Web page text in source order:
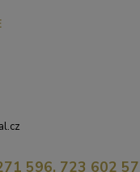
596, 723 602